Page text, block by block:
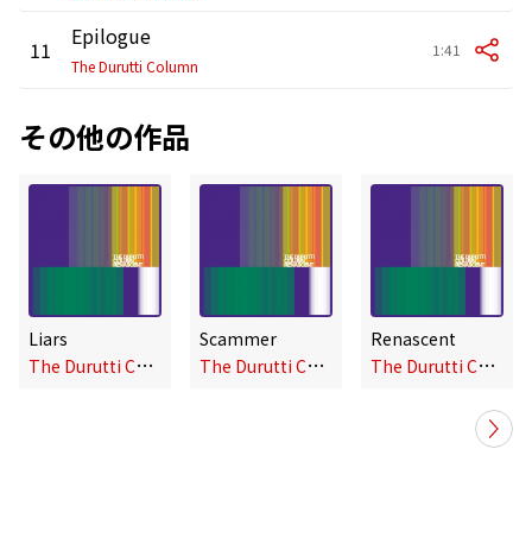
11 Epilogue
The Durutti Column
1:41
その他の作品
Liars
T
he Durutti Column
Scammer
T
he Durutti Column
Renascent
T
he Durutti Column